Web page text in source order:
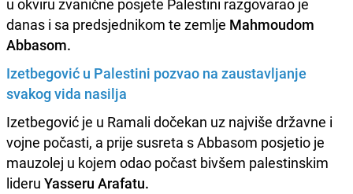
u okviru zvanične posjete Palestini razgovarao je
danas i sa predsjednikom te zemlje Mahmoudom
Abbasom.
Izetbegović u Palestini pozvao na zaustavljanje
svakog vida nasilja
Izetbegović je u Ramali dočekan uz najviše državne i
vojne počasti, a prije susreta s Abbasom posjetio je
mauzolej u kojem odao počast bivšem palestinskim
lideru Yasseru Arafatu.